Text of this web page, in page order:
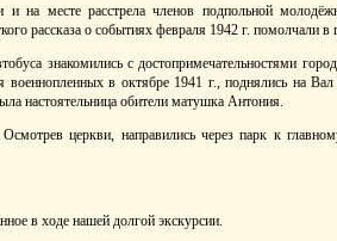
и на месте расстрела членов подпольной
рассказа о событиях февраля 1942 г. помолчали в
знакомились с достопримечательностями
военнопленных в октябре 1941 г., поднялись на
настоятельница обители матушка Антония.
церкви, направились через парк к
в ходе нашей долгой экскурсии.